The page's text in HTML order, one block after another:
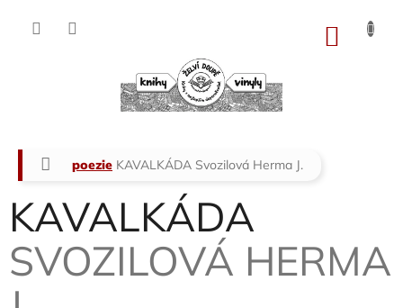
Domů
poezie KAVALKÁDA Svozilová Herma J.
KAVALKÁDA
SVOZILOVÁ HERMA